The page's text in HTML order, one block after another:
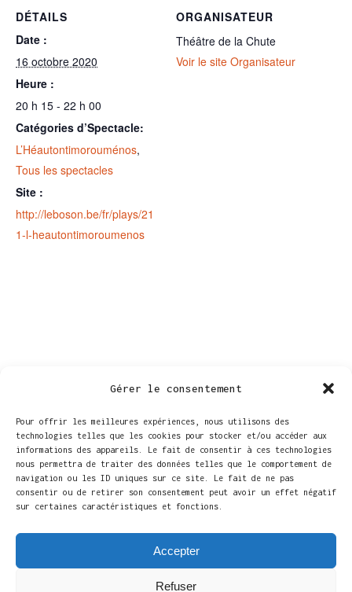
Gérer le consentement
Pour offrir les meilleures expériences, nous utilisons des
technologies telles que les cookies pour stocker et/ou accéder aux
informations des appareils. Le fait de consentir à ces technologies
nous permettra de traiter des données telles que le comportement de
navigation ou les ID uniques sur ce site. Le fait de ne pas
consentir ou de retirer son consentement peut avoir un effet négatif
sur certaines caractéristiques et fonctions.
Accepter
Refuser
DÉTAILS
Date :
16 octobre 2020
Heure :
20 h 15 - 22 h 00
Catégories d’Spectacle:
L’Héautontimorouménos,
Tous les spectacles
Site :
http://leboson.be/fr/plays/21
1-l-heautontimoroumenos
ORGANISATEUR
Théâtre de la Chute
Voir le site Organisateur
LIEU
Chaussée de Boondael 361
1050 Belgique